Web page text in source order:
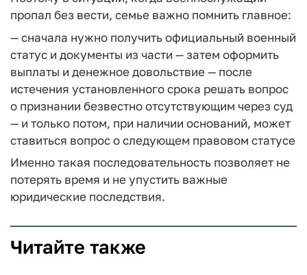
пропал без вести, семье важно помнить главное:
— сначала нужно получить официальный военный
статус и документы из части — затем оформить
выплаты и денежное довольствие — после
истечения установленного срока решать вопрос
о признании безвестно отсутствующим через суд
— и только потом, при наличии оснований, может
ставиться вопрос о следующем правовом статусе
Именно такая последовательность позволяет не
потерять время и не упустить важные
юридические последствия.
Читайте также